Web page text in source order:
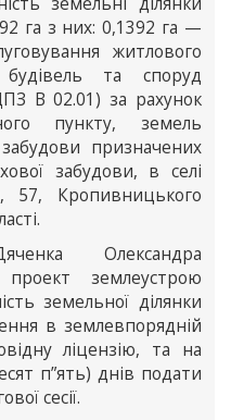
га з них: 0,1392 га —
житлового
будівель та споруд
В 02.01) за рахунок
пункту, земель
призначених
забудови, в селі
57, Кропивницького
Олександра
землеустрою
земельної ділянки
в землевпорядній
ліцензію, та на
п”ять) днів подати
сесії.